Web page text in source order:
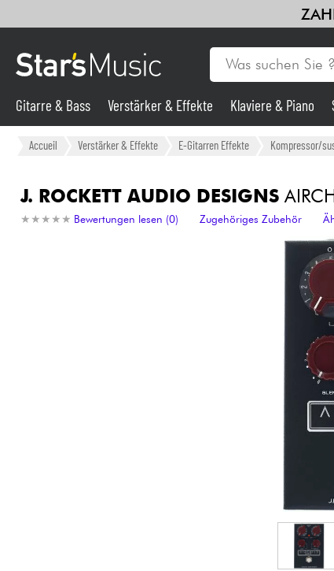
Gitarre & Bass
Synths & samplers
Gitarre & Bass Verstärker & Effekte Klaviere & Piano
Accueil Verstärker & Effekte E-Gitarren Effekte Kompressor/
J. ROCKETT AUDIO DESIGNS
★ ★ ★ ★ ★
★ ★ ★ ★ ★ Bewertungen lesen (0) Zugehöriges Zubehör